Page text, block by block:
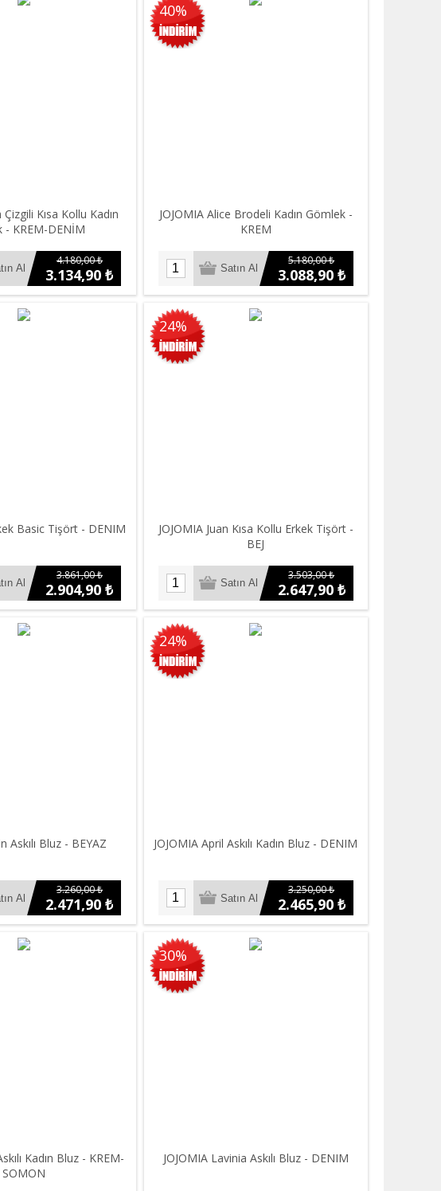
Kısa Kollu Kadın
- KREM-DENİM
4.180,00 ₺
3.134,90 ₺
40%
JOJOMIA Alice Brodeli Kadın Gömlek -
KREM
5.180,00 ₺
3.088,90 ₺
Basic Tişört - DENIM
3.861,00 ₺
2.904,90 ₺
24%
JOJOMIA Juan Kısa Kollu Erkek Tişört -
BEJ
3.503,00 ₺
2.647,90 ₺
Askılı Bluz - BEYAZ
3.260,00 ₺
2.471,90 ₺
24%
JOJOMIA April Askılı Kadın Bluz - DENIM
3.250,00 ₺
2.465,90 ₺
Kadın Bluz - KREM-
SOMON
30%
JOJOMIA Lavinia Askılı Bluz - DENIM